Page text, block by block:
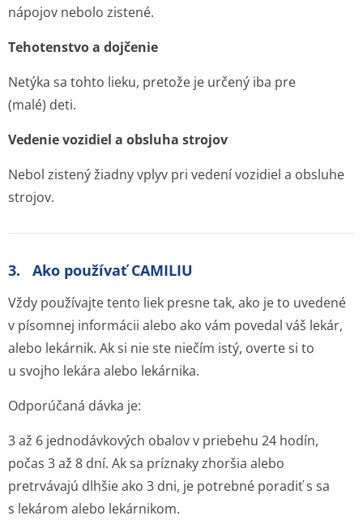
nápojov nebolo zistené.
Tehotenstvo a dojčenie
Netýka sa tohto lieku, pretože je určený iba pre
(malé) deti.
Vedenie vozidiel a obsluha strojov
Nebol zistený žiadny vplyv pri vedení vozidiel a obsluhe
strojov.
3. Ako používať CAMILIU
Vždy používajte tento liek presne tak, ako je to uvedené
v písomnej informácii alebo ako vám povedal váš lekár,
alebo lekárnik. Ak si nie ste niečím istý, overte si to
u svojho lekára alebo lekárnika.
Odporúčaná dávka je:
3 až 6 jednodávkových obalov v priebehu 24 hodín,
počas 3 až 8 dní. Ak sa príznaky zhoršia alebo
pretrvávajú dlhšie ako 3 dni, je potrebné poradiť s sa
s lekárom alebo lekárnikom.